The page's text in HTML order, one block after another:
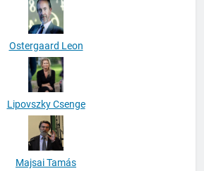
Ostergaard Leon
Lipovszky Csenge
Majsai Tamás